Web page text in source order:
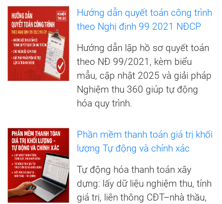
Hướng dẫn quyết toán công trình
theo Nghị định 99 2021 NĐCP
Hướng dẫn lập hồ sơ quyết toán
theo NĐ 99/2021, kèm biểu
mẫu, cập nhật 2025 và giải pháp
Nghiệm thu 360 giúp tự động
hóa quy trình.
Phần mềm thanh toán giá trị khối
lượng Tự động và chính xác
Tự động hóa thanh toán xây
dựng: lấy dữ liệu nghiệm thu, tính
giá trị, liên thông CĐT–nhà thầu,